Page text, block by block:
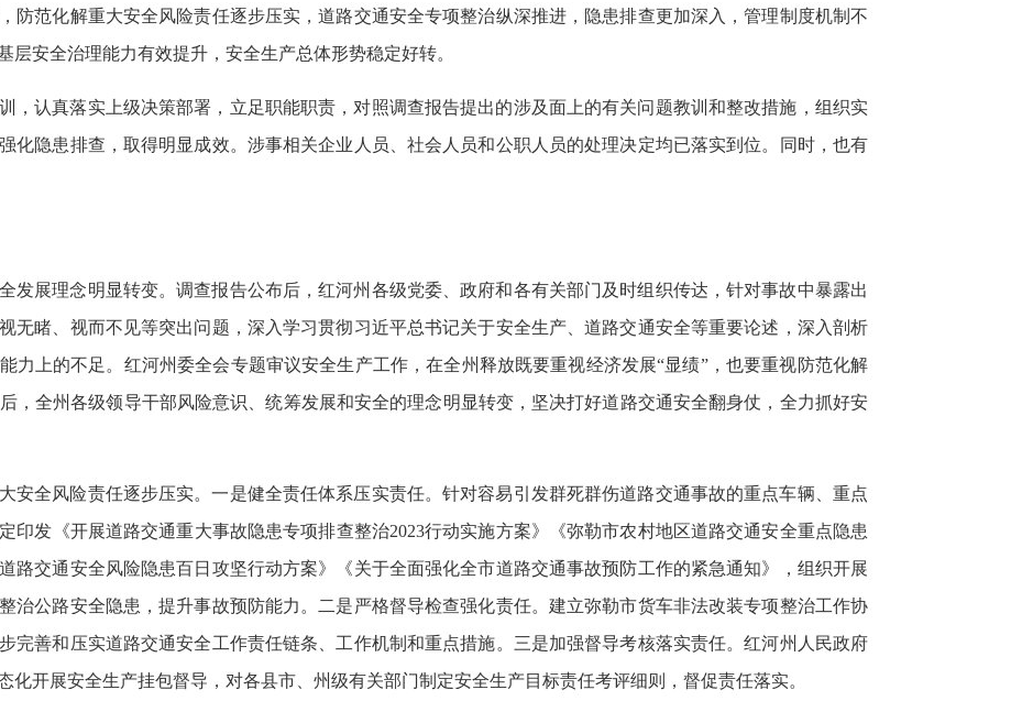
防范化解重大安全风险责任逐步压实，道路交通安全专项整治纵深推进，隐患排查更加深入，管理制度机制不
层安全治理能力有效提升，安全生产总体形势稳定好转。
，认真落实上级决策部署，立足职能职责，对照调查报告提出的涉及面上的有关问题教训和整改措施，组织实
化隐患排查，取得明显成效。涉事相关企业人员、社会人员和公职人员的处理决定均已落实到位。同时，也有
发展理念明显转变。调查报告公布后，红河州各级党委、政府和各有关部门及时组织传达，针对事故中暴露出
无睹、视而不见等突出问题，深入学习贯彻习近平总书记关于安全生产、道路交通安全等重要论述，深入剖析
力上的不足。红河州委全会专题审议安全生产工作，在全州释放既要重视经济发展“显绩”，也要重视防范化解
后，全州各级领导干部风险意识、统筹发展和安全的理念明显转变，坚决打好道路交通安全翻身仗，全力抓好安
安全风险责任逐步压实。一是健全责任体系压实责任。针对容易引发群死群伤道路交通事故的重点车辆、重点
印发《开展道路交通重大事故隐患专项排查整治2023行动实施方案》《弥勒市农村地区道路交通安全重点隐患
路交通安全风险隐患百日攻坚行动方案》《关于全面强化全市道路交通事故预防工作的紧急通知》，组织开展
治公路安全隐患，提升事故预防能力。二是严格督导检查强化责任。建立弥勒市货车非法改装专项整治工作协
完善和压实道路交通安全工作责任链条、工作机制和重点措施。三是加强督导考核落实责任。红河州人民政府
化开展安全生产挂包督导，对各县市、州级有关部门制定安全生产目标责任考评细则，督促责任落实。